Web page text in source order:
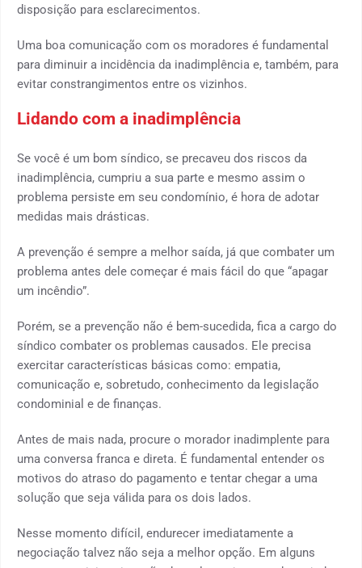
disposição para esclarecimentos.
Uma boa comunicação com os moradores é fundamental
para diminuir a incidência da inadimplência e, também, para
evitar constrangimentos entre os vizinhos.
Lidando com a inadimplência
Se você é um bom síndico, se precaveu dos riscos da
inadimplência, cumpriu a sua parte e mesmo assim o
problema persiste em seu condomínio, é hora de adotar
medidas mais drásticas.
A prevenção é sempre a melhor saída, já que combater um
problema antes dele começar é mais fácil do que “apagar
um incêndio”.
Porém, se a prevenção não é bem-sucedida, fica a cargo do
síndico combater os problemas causados. Ele precisa
exercitar características básicas como: empatia,
comunicação e, sobretudo, conhecimento da legislação
condominial e de finanças.
Antes de mais nada, procure o morador inadimplente para
uma conversa franca e direta. É fundamental entender os
motivos do atraso do pagamento e tentar chegar a uma
solução que seja válida para os dois lados.
Nesse momento difícil, endurecer imediatamente a
negociação talvez não seja a melhor opção. Em alguns